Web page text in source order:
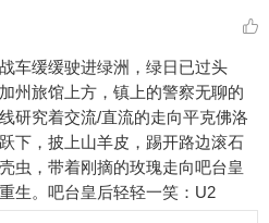
车缓缓驶进绿洲，绿日已过头
州旅馆上方，镇上的警察无聊的
研究着交流/直流的走向平克佛洛
下，披上山羊皮，踢开路边滚石
虫，带着刚摘的玫瑰走向吧台皇
生。吧台皇后轻轻一笑：U2